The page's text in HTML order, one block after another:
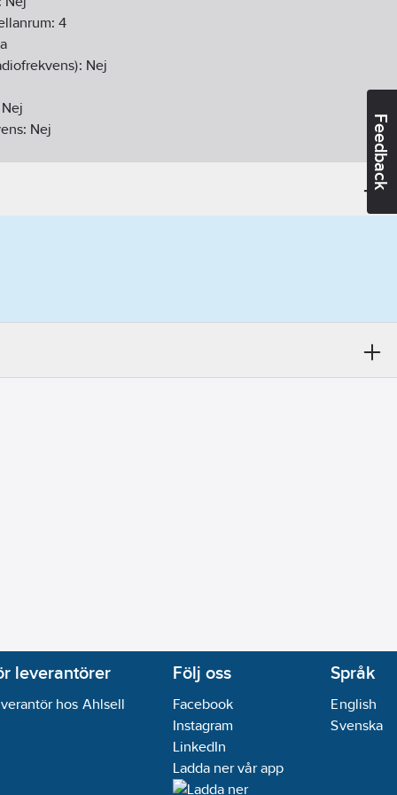
Feedback
4
Nej
Nej
Nej
leverantörer
hos Ahlsell
Följ oss
Facebook
Instagram
LinkedIn
Ladda ner vår app
Språk
English
Svenska